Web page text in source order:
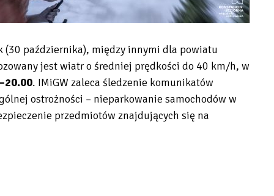
(30 października), między innymi dla powiatu
jest wiatr o średniej prędkości do 40 km/h, w
. IMiGW zaleca śledzenie komunikatów
ostrożności – nieparkowanie samochodów w
przedmiotów znajdujących się na